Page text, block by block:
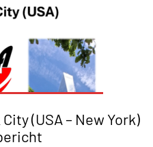
(USA – New York)